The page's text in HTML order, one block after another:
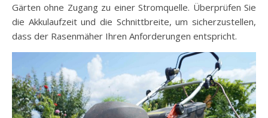
Gärten ohne Zugang zu einer Stromquelle. Überprüfen Sie
die Akkulaufzeit und die Schnittbreite, um sicherzustellen,
dass der Rasenmäher Ihren Anforderungen entspricht.